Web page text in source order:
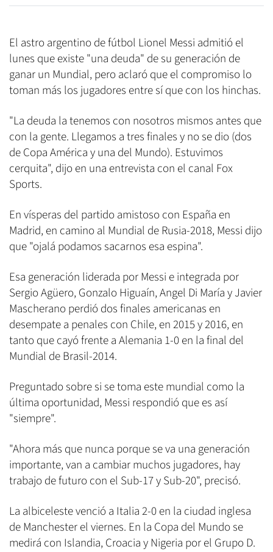
El astro argentino de fútbol Lionel Messi admitió el
lunes que existe "una deuda" de su generación de
ganar un Mundial, pero aclaró que el compromiso lo
toman más los jugadores entre sí que con los hinchas.
"La deuda la tenemos con nosotros mismos antes que
con la gente. Llegamos a tres finales y no se dio (dos
de Copa América y una del Mundo). Estuvimos
cerquita", dijo en una entrevista con el canal Fox
Sports.
En vísperas del partido amistoso con España en
Madrid, en camino al Mundial de Rusia-2018, Messi dijo
que "ojalá podamos sacarnos esa espina".
Esa generación liderada por Messi e integrada por
Sergio Agüero, Gonzalo Higuaín, Angel Di María y Javier
Mascherano perdió dos finales americanas en
desempate a penales con Chile, en 2015 y 2016, en
tanto que cayó frente a Alemania 1-0 en la final del
Mundial de Brasil-2014.
Preguntado sobre si se toma este mundial como la
última oportunidad, Messi respondió que es así
"siempre".
"Ahora más que nunca porque se va una generación
importante, van a cambiar muchos jugadores, hay
trabajo de futuro con el Sub-17 y Sub-20", precisó.
La albiceleste venció a Italia 2-0 en la ciudad inglesa
de Manchester el viernes. En la Copa del Mundo se
medirá con Islandia, Croacia y Nigeria por el Grupo D.